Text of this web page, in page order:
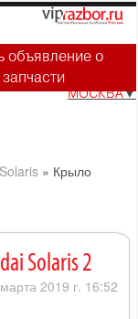
объявление о
МОСКВА▼
Solaris » Крыло
Solaris 2
2019 г. 16:52